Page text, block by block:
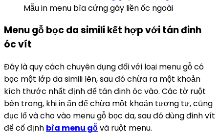
Mẫu in menu bìa cứng gáy liền ốc ngoài
Menu gỗ bọc da simili kết hợp với tán đinh
óc vít
Đâylà quy cách chuyên dụng đối với loại menu gỗ có
bọc một lớp da simili lên, sau đó chừa ra một khoản
kích thước nhất định để tán đinh óc vào. Các tờ ruột
bên trong, khi in ấn để chừa một khoản tương tự, cũng
đục lổ và cho vào menu gỗ bọc da, sau đó dùng đinh vít
để cố định bìa menu gỗvà ruột menu.